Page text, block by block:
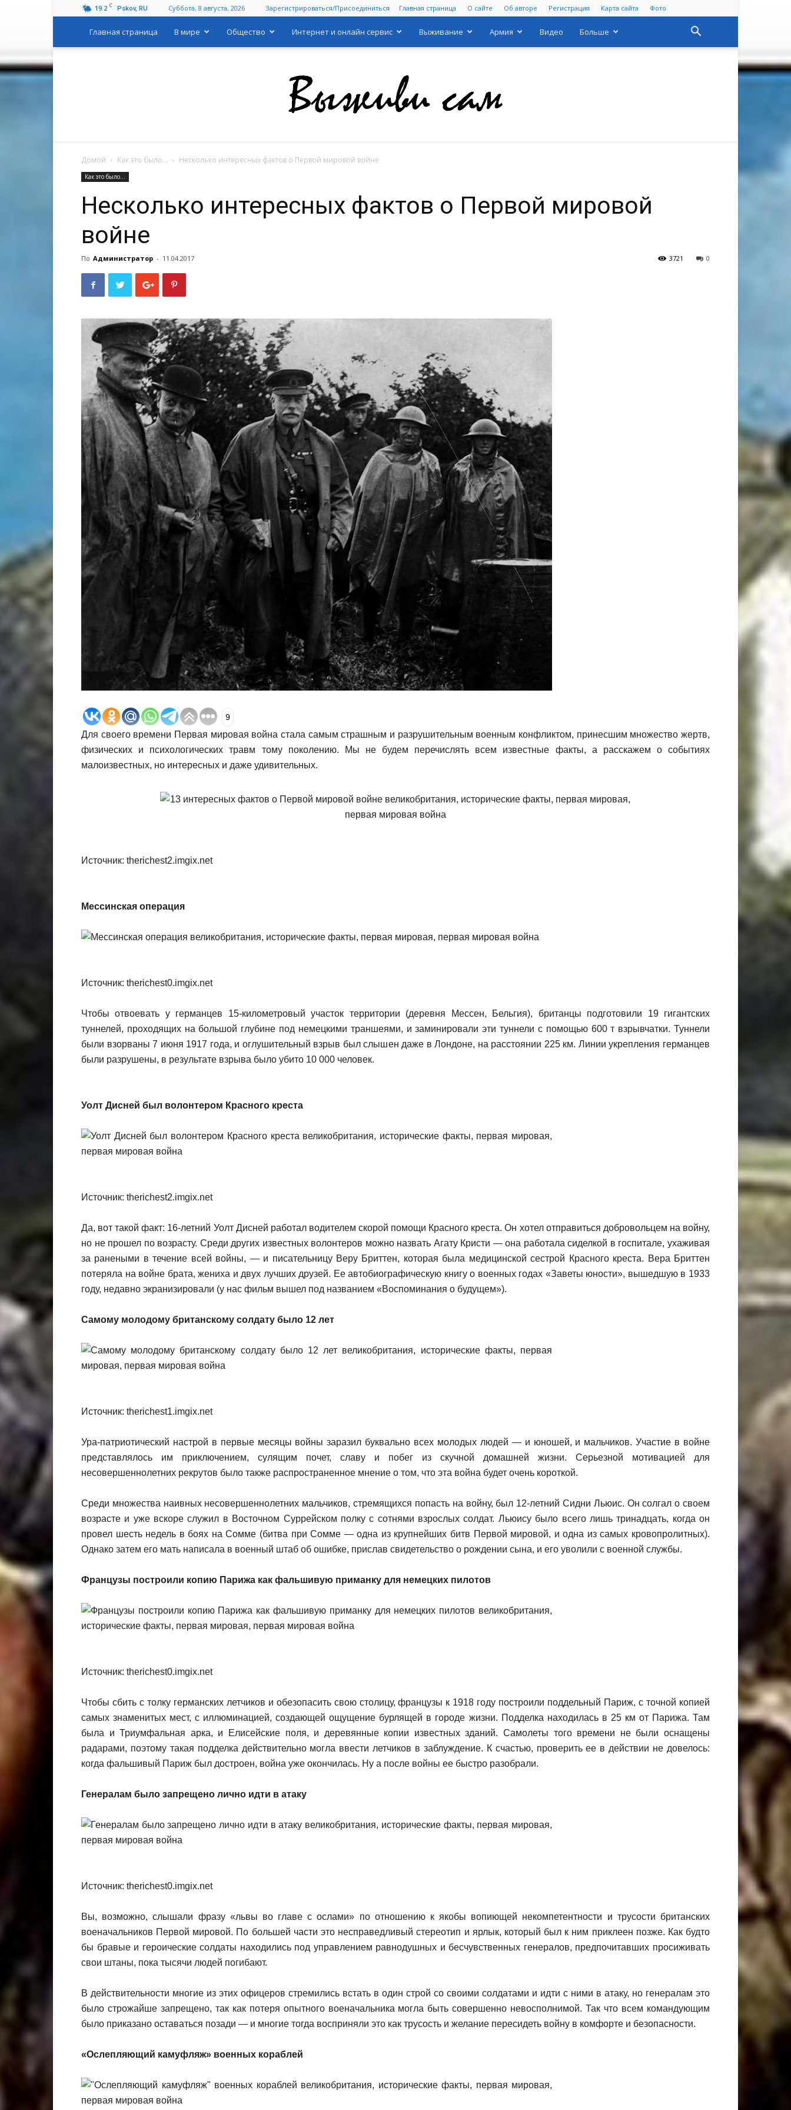
19.2 C Pskov, RU Суббота, 8 августа, 2026 Зарегистрироваться/Присоединиться Главная страница О сайте Об авторе Регистрация Карта сайта Фото
Главная страница В мире Общество Интернет и онлайн сервис Выживание Армия Видео Больше
Домой Как это было... Несколько интересных фактов о Первой мировой войне
Как это было...
Несколько интересных фактов о Первой мировой
войне
По Администратор - 11.04.2017 0
3721
9
Для своего времени Первая мировая война стала самым страшным и разрушительным военным конфликтом, принесшим множество жертв,
физических и психологических травм тому поколению. Мы не будем перечислять всем известные факты, а расскажем о событиях
малоизвестных, но интересных и даже удивительных.
Источник: therichest2.imgix.net
Мессинская операция
Источник: therichest0.imgix.net
Чтобы отвоевать у германцев 15-километровый участок территории (деревня Мессен, Бельгия), британцы подготовили 19 гигантских
туннелей, проходящих на большой глубине под немецкими траншеями, и заминировали эти туннели с помощью 600 т взрывчатки. Туннели
были взорваны 7 июня 1917 года, и оглушительный взрыв был слышен даже в Лондоне, на расстоянии 225 км. Линии укрепления германцев
были разрушены, в результате взрыва было убито 10 000 человек.
Уолт Дисней был волонтером Красного креста
Источник: therichest2.imgix.net
Да, вот такой факт: 16-летний Уолт Дисней работал водителем скорой помощи Красного креста. Он хотел отправиться добровольцем на войну,
но не прошел по возрасту. Среди других известных волонтеров можно назвать Агату Кристи — она работала сиделкой в госпитале, ухаживая
за ранеными в течение всей войны, — и писательницу Веру Бриттен, которая была медицинской сестрой Красного креста. Вера Бриттен
потеряла на войне брата, жениха и двух лучших друзей. Ее автобиографическую книгу о военных годах «Заветы юности», вышедшую в 1933
году, недавно экранизировали (у нас фильм вышел под названием «Воспоминания о будущем»).
Самому молодому британскому солдату было 12 лет
Источник: therichest1.imgix.net
Ура-патриотический настрой в первые месяцы войны заразил буквально всех молодых людей — и юношей, и мальчиков. Участие в войне
представлялось им приключением, сулящим почет, славу и побег из скучной домашней жизни. Серьезной мотивацией для
несовершеннолетних рекрутов было также распространенное мнение о том, что эта война будет очень короткой.
Среди множества наивных несовершеннолетних мальчиков, стремящихся попасть на войну, был 12-летний Сидни Льюис. Он солгал о своем
возрасте и уже вскоре служил в Восточном Суррейском полку с сотнями взрослых солдат. Льюису было всего лишь тринадцать, когда он
провел шесть недель в боях на Сомме (битва при Сомме — одна из крупнейших битв Первой мировой, и одна из самых кровопролитных).
Однако затем его мать написала в военный штаб об ошибке, прислав свидетельство о рождении сына, и его уволили с военной службы.
Французы построили копию Парижа как фальшивую приманку для немецких пилотов
Источник: therichest0.imgix.net
Чтобы сбить с толку германских летчиков и обезопасить свою столицу, французы к 1918 году построили поддельный Париж, с точной копией
самых знаменитых мест, с иллюминацией, создающей ощущение бурлящей в городе жизни. Подделка находилась в 25 км от Парижа. Там
была и Триумфальная арка, и Елисейские поля, и деревянные копии известных зданий. Самолеты того времени не были оснащены
радарами, поэтому такая подделка действительно могла ввести летчиков в заблуждение. К счастью, проверить ее в действии не довелось:
когда фальшивый Париж был достроен, война уже окончилась. Ну а после войны ее быстро разобрали.
Генералам было запрещено лично идти в атаку
Источник: therichest0.imgix.net
Вы, возможно, слышали фразу «львы во главе с ослами» по отношению к якобы вопиющей некомпетентности и трусости британских
военачальников Первой мировой. По большей части это несправедливый стереотип и ярлык, который был к ним приклеен позже. Как будто
бы бравые и героические солдаты находились под управлением равнодушных и бесчувственных генералов, предпочитавших просиживать
свои штаны, пока тысячи людей погибают.
В действительности многие из этих офицеров стремились встать в один строй со своими солдатами и идти с ними в атаку, но генералам это
было строжайше запрещено, так как потеря опытного военачальника могла быть совершенно невосполнимой. Так что всем командующим
было приказано оставаться позади — и многие тогда восприняли это как трусость и желание пересидеть войну в комфорте и безопасности.
«Ослепляющий камуфляж» военных кораблей